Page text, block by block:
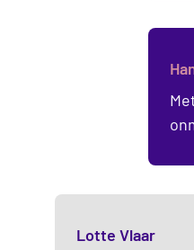
Lotte Vlaar